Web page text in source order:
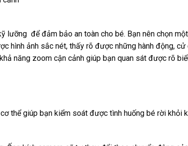
lưỡng để đảm bảo an toàn cho bé. Bạn nên chọn một
hình ảnh sắc nét, thấy rõ được những hành động, cử
năng zoom cận cảnh giúp bạn quan sát được rõ
thể giúp bạn kiểm soát được tình huống bé rời khỏi